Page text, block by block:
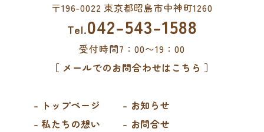
〒196-0022 東京都昭島市中神町1260
Tel.042-543-1588
受付時間7：00〜19：00
［ メールでのお問合わせはこちら ］
- トップページ
- 私たちの想い
- お知らせ
- お問合せ